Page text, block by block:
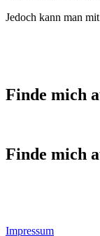
Jedoch kann man
Finde mich
Finde mich
Impressum